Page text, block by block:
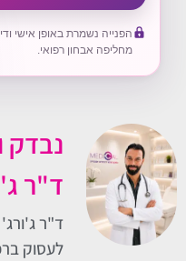
הפנייה נשמרת באופן אישי
מחליפה אבחון רפואי.
נבדק
ד"ר
ד"ר ג'ורג'